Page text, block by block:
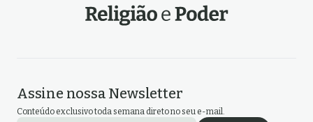
Assine nossa Newsletter
Conteúdo exclusivo toda semana direto no seu e-mail.